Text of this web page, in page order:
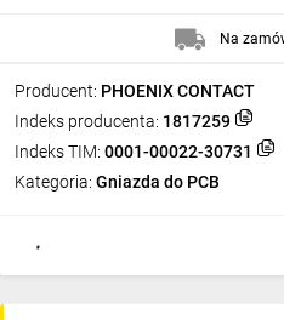
Producent: PHOENIX CONTACT
Indeks producenta: 1817259
Indeks TIM: 0001-00022-30731
Kategoria: Gniazda do PCB
Na